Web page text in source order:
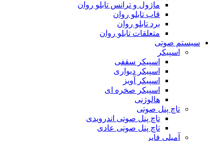
ماژول و ترانس تابلو روان
قاب تابلو روان
برد تابلو روان
متعلقات تابلو روان
سیستم صوتی
اسپیکر
اسپیکر سقفی
اسپیکر دیواری
اسپیکر آویز
اسپیکر صخره ای
هالوژنی
تاچ پنل صوتی
تاچ پنل صوتی اندرویدی
تاچ پنل صوتی عادی
آمپلی فایر